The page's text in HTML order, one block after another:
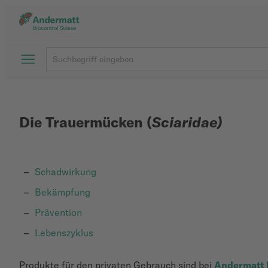
Die Trauermücken (Sciaridae)
Schadwirkung
Bekämpfung
Prävention
Lebenszyklus
Produkte für den privaten Gebrauch sind bei Andermatt